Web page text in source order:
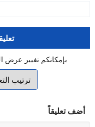
بإمكانكم تغيير عرض
أضف تعليقاً